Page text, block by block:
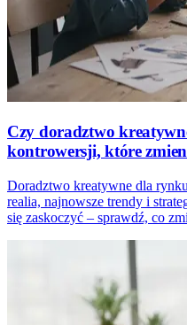
Czy doradztwo
kontrowersji, które
Doradztwo kreatywne dla
realia, najnowsze trendy i
się zaskoczyć – sprawdź, co